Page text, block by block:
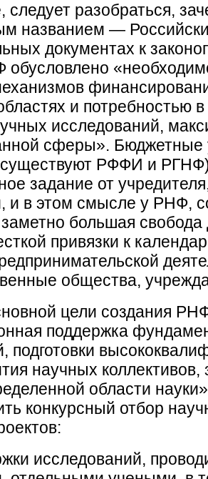
разобраться,
названием —
документах к
обусловлено
и потребностью
исследований,
сферы». Бюджетные
РФФИ и
задание от
и в этом смысле у РНФ,
большая
привязки к
общества,
цели создания
поддержка
подготовки
научных
области
конкурсный отбор
исследований,